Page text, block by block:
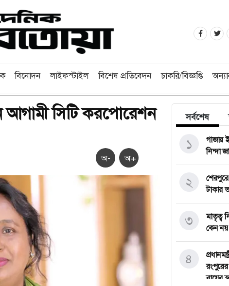
বিনোদন লাইফস্টাইল বিশেষ প্রতিবেদন চাকরি/বিজ্ঞপ্তি
সিটি করপোরেশন
অ- অ+
সর্বশেষ
গাজায়
নিন্দা
১
শেরপুরে
টাকার
২
মাতৃত্ব
কেন
৩
রংপুরের
রায়ের
৪